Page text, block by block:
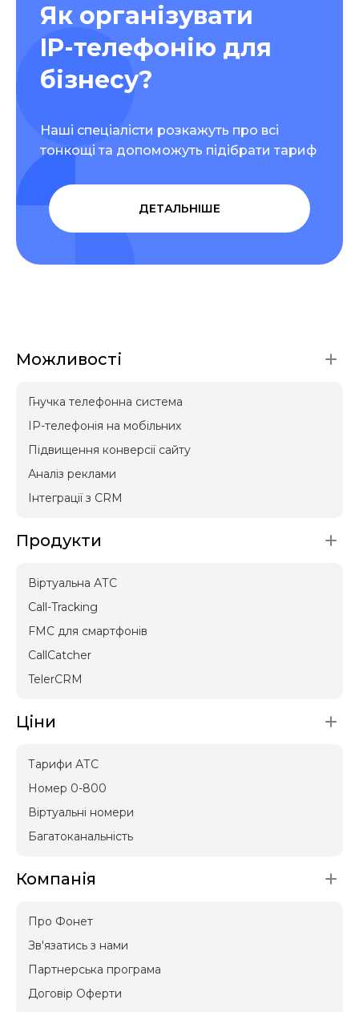
Як організувати
IP-телефонію для
бізнесу?
Наші спеціалісти розкажуть про всі
тонкощі та допоможуть підібрати тариф
ДЕТАЛЬНІШЕ
Можливості
Гнучка телефонна система
IP-телефонія на мобільних
Підвищення конверсії сайту
Аналіз реклами
Інтеграції з CRM
Продукти
Віртуальна АТС
Call-Tracking
FMC для смартфонів
CallCatcher
TelerCRM
Ціни
Тарифи АТС
Номер 0-800
Віртуальні номери
Багатоканальність
Компанія
Про Фонет
Зв'язатись з нами
Партнерська програма
Договір Оферти